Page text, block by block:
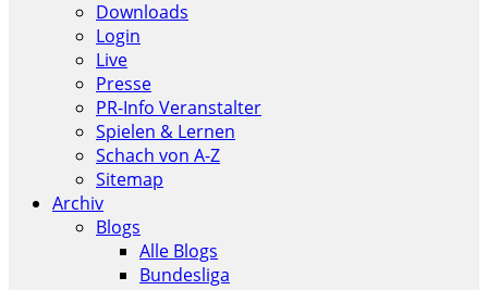
Downloads
Login
Live
Presse
PR-Info Veranstalter
Spielen & Lernen
Schach von A-Z
Sitemap
Archiv
Blogs
Alle Blogs
Bundesliga